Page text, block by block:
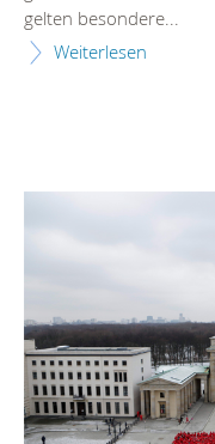
gelten besondere...
Weiterlesen